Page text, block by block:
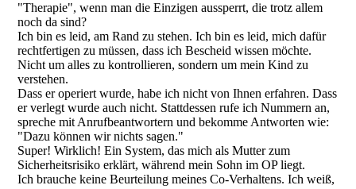
"Therapie", wenn man die Einzigen aussperrt, die trotz allem
noch da sind?
Ich bin es leid, am Rand zu stehen. Ich bin es leid, mich dafür
rechtfertigen zu müssen, dass ich Bescheid wissen möchte.
Nicht um alles zu kontrollieren, sondern um mein Kind zu
verstehen.
Dass er operiert wurde, habe ich nicht von Ihnen erfahren. Dass
er verlegt wurde auch nicht. Stattdessen rufe ich Nummern an,
spreche mit Anrufbeantwortern und bekomme Antworten wie:
"Dazu können wir nichts sagen."
Super! Wirklich! Ein System, das mich als Mutter zum
Sicherheitsrisiko erklärt, während mein Sohn im OP liegt.
Ich brauche keine Beurteilung meines Co-Verhaltens. Ich weiß,